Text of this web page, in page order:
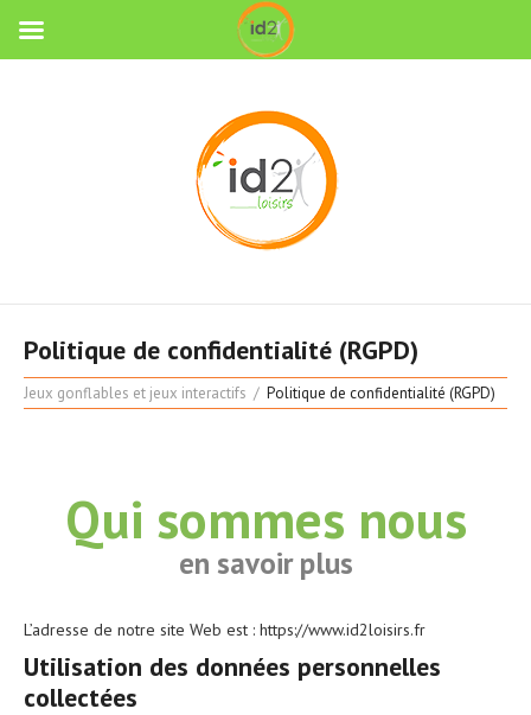
Politique de confidentialité (RGPD)
Jeux gonflables et jeux interactifs Politique de confidentialité (RGPD)
Qui sommes nous
en savoir plus
L’adresse de notre site Web est : https://www.id2loisirs.fr
Utilisation des données personnelles
collectées